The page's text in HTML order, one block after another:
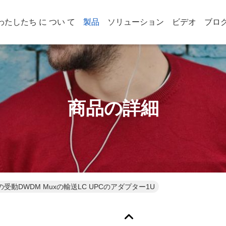
たしたち に つい て 製品 ソリューション ビデオ ブロ
商品の詳細
受動DWDM Muxの輸送LC UPCのアダプター1U